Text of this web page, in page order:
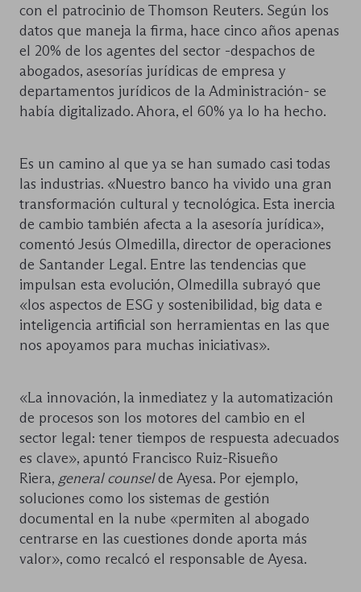
con el patrocinio de Thomson Reuters. Según los
datos que maneja la firma, hace cinco años apenas
el 20% de los agentes del sector -despachos de
abogados, asesorías jurídicas de empresa y
departamentos jurídicos de la Administración- se
había digitalizado. Ahora, el 60% ya lo ha hecho.
Es un camino al que ya se han sumado casi todas
las industrias. «Nuestro banco ha vivido una gran
transformación cultural y tecnológica. Esta inercia
de cambio también afecta a la asesoría jurídica»,
comentó Jesús Olmedilla, director de operaciones
de Santander Legal. Entre las tendencias que
impulsan esta evolución, Olmedilla subrayó que
«los aspectos de ESG y sostenibilidad, big data e
inteligencia artificial son herramientas en las que
nos apoyamos para muchas iniciativas».
«La innovación, la inmediatez y la automatización
de procesos son los motores del cambio en el
sector legal: tener tiempos de respuesta adecuados
es clave», apuntó Francisco Ruiz-Risueño
Riera, generalcounselde Ayesa. Por ejemplo,
soluciones como los sistemas de gestión
documental en la nube «permiten al abogado
centrarse en las cuestiones donde aporta más
valor», como recalcó el responsable de Ayesa.